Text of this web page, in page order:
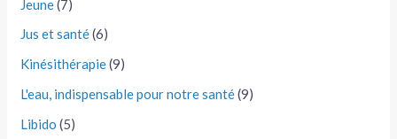
Jeune(7)
Jus et santé(6)
Kinésithérapie(9)
L'eau, indispensable pour notre santé(9)
Libido (5)